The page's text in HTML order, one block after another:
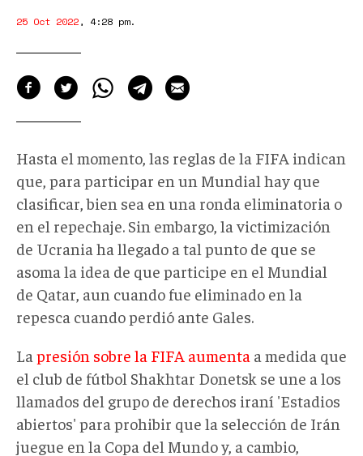
25 Oct 2022, 4:28 pm.
Hasta el momento, las reglas de la FIFA indican
que, para participar en un Mundial hay que
clasificar, bien sea en una ronda eliminatoria o
en el repechaje. Sin embargo, la victimización
de Ucrania ha llegado a tal punto de que se
asoma la idea de que participe en el Mundial
de Qatar, aun cuando fue eliminado en la
repesca cuando perdió ante Gales.
La presión sobre la FIFA aumenta a medida que
el club de fútbol Shakhtar Donetsk se une a los
llamados del grupo de derechos iraní 'Estadios
abiertos' para prohibir que la selección de Irán
juegue en la Copa del Mundo y, a cambio,